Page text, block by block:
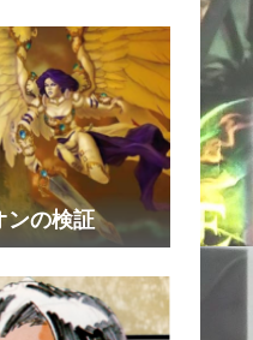
ンの検証